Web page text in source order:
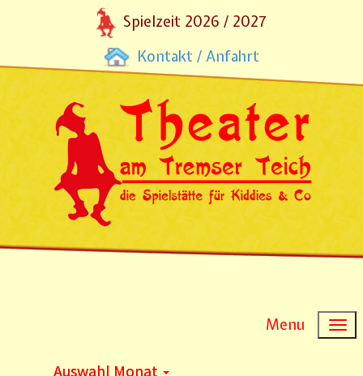
Spielzeit 2026 / 2027
Kontakt / Anfahrt
Menu
Auswahl Monat